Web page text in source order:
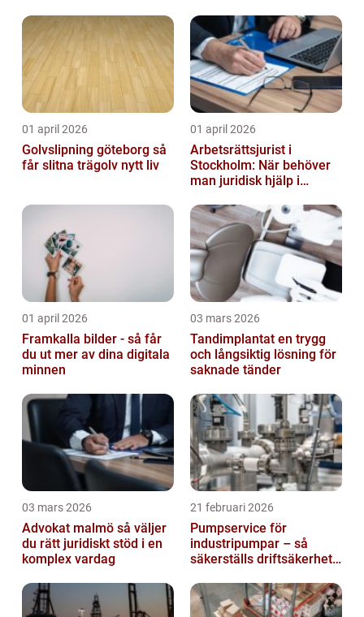
01 april 2026
Golvslipning göteborg så
får slitna trägolv nytt liv
01 april 2026
Arbetsrättsjurist i
Stockholm: När behöver
man juridisk hjälp i
01 april 2026
Framkalla bilder - så får
du ut mer av dina digitala
minnen
03 mars 2026
Tandimplantat en trygg
och långsiktig lösning för
saknade tänder
03 mars 2026
Advokat malmö så väljer
du rätt juridiskt stöd i en
komplex vardag
21 februari 2026
Pumpservice för
industripumpar – så
säkerställs driftsäkerhet